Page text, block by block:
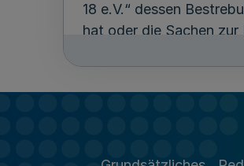
18 e.V.“ dessen
hat oder die Sachen
6. Die sofortige